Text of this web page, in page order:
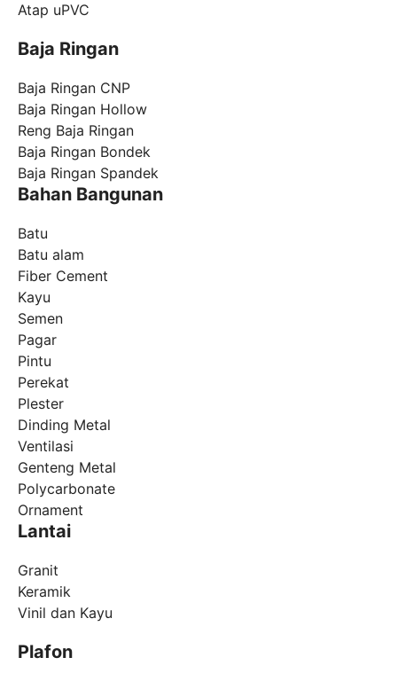
Atap uPVC
Baja Ringan
Baja Ringan CNP
Baja Ringan Hollow
Reng Baja Ringan
Baja Ringan Bondek
Baja Ringan Spandek
Bahan Bangunan
Batu
Batu alam
Fiber Cement
Kayu
Semen
Pagar
Pintu
Perekat
Plester
Dinding Metal
Ventilasi
Genteng Metal
Polycarbonate
Ornament
Lantai
Granit
Keramik
Vinil dan Kayu
Plafon